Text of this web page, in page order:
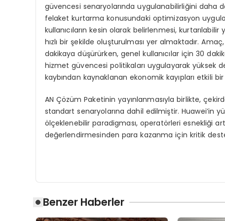
güvencesi senaryolarında uygulanabilirliğini daha
felaket kurtarma konusundaki optimizasyon
kullanıcıların kesin olarak belirlenmesi,
hızlı bir şekilde oluşturulması yer almaktadır.
dakikaya düşürürken, genel kullanıcılar için 30
hizmet güvencesi politikaları uygulayarak yüksek
kaybından kaynaklanan ekonomik kayıpları etkili bir
AN Çözüm Paketinin yayınlanmasıyla birlikte,
standart senaryolarına dahil edilmiştir. Huawei’in
ölçeklenebilir paradigması, operatörleri esnekliği
değerlendirmesinden para kazanma için kritik
Benzer Haberler